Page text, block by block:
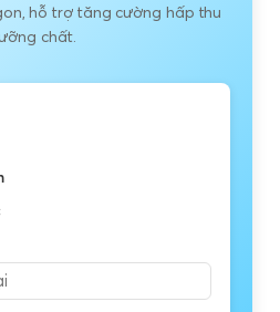
hỗ trợ tăng cường hấp thu
chất.